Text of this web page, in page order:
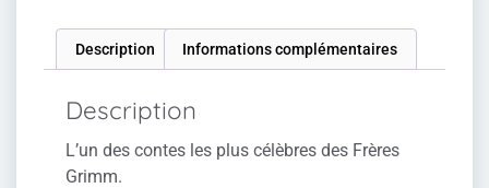
Description Informations complémentaires
Description
L’un des contes les plus célèbres des Frères
Grimm.